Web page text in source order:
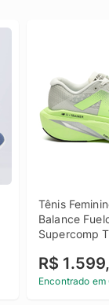
Tênis
Balance
Supercomp
R$
Encontrado em